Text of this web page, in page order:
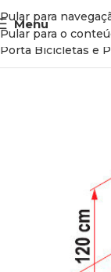
Pular para
Pular para o
Menu
Início Acessórios
Porta Bicicletas e